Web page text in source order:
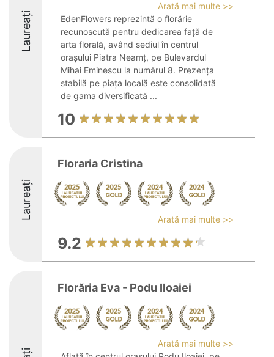
Laureați
Arată mai multe >>
EdenFlowers reprezintă o florărie
recunoscută pentru dedicarea față de
arta florală, având sediul în centrul
orașului Piatra Neamț, pe Bulevardul
Mihai Eminescu la numărul 8. Prezența
stabilă pe piața locală este consolidată
de gama diversificată ...
10
Laureați
Floraria Cristina
Arată mai multe >>
9.2
Florăria Eva - Podu Iloaiei
Arată mai multe >>